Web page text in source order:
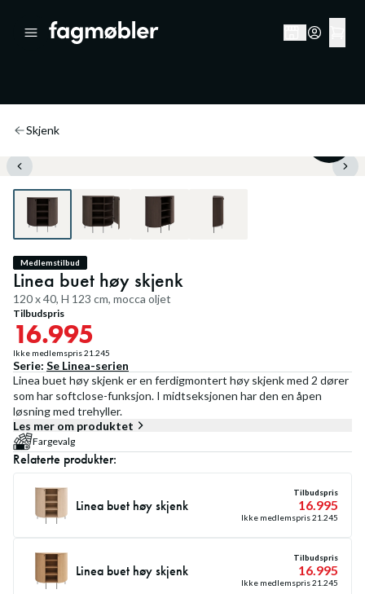
Skjenk
Medlemstilbud
Linea buet høy skjenk
120 x 40, H 123 cm, mocca oljet
Tilbudspris
16.995
Ikke medlemspris21.245
Serie: Se Linea-serien
Linea buet høy skjenk er en ferdigmontert høy skjenk med 2 dører
som har softclose-funksjon. I midtseksjonen har den en åpen
løsning med trehyller.
Les mer om produktet
Fargevalg
Relaterte produkter:
Linea buet høy skjenk
Tilbudspris
16.995
Ikke medlemspris21.245
Linea buet høy skjenk
Tilbudspris
16.995
Ikke medlemspris21.245